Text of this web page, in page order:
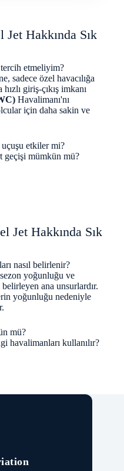
Hakkında Sık
etmeliyim?
sadece özel havacılığa
giriş-çıkış imkanı
Havalimanı'nı
için daha sakin ve
uçuşu etkiler mi?
geçişi mümkün mü?
Jet Hakkında Sık
nasıl belirlenir?
yoğunluğu ve
ana unsurlardır.
yoğunluğu nedeniyle
mü?
havalimanları kullanılır?